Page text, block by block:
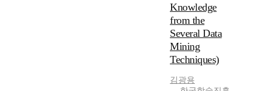
Knowledge
from the
Several Data
Mining
Techniques)
김광용